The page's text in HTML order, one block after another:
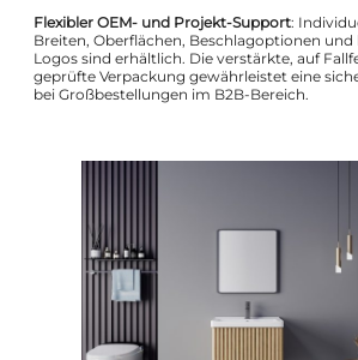
Flexibler OEM- und Projekt-Support:
Breiten, Oberflächen, Beschlagoptionen und
Logos sind erhältlich. Die verstärkte, auf
geprüfte Verpackung gewährleistet eine
bei Großbestellungen im B2B-Bereich.